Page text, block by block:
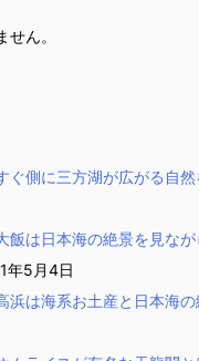
ん。
ぐ側に三方湖が広がる自
飯は日本海の絶景を見な
年5月4日
浜は海系お土産と日本海